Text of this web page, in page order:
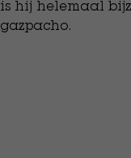
is hij helemaal
gazpacho.